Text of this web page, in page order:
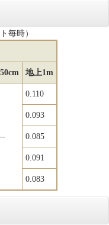
毎時）
地上1m
0.110
0.093
0.085
0.091
0.083